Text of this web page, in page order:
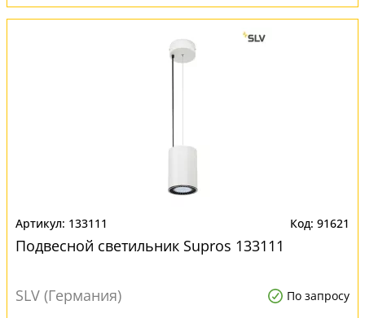
133111 91621
Подвесной светильник Supros 133111
SLV (Германия) По запросу